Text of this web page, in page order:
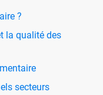
?
la qualité des
secteurs